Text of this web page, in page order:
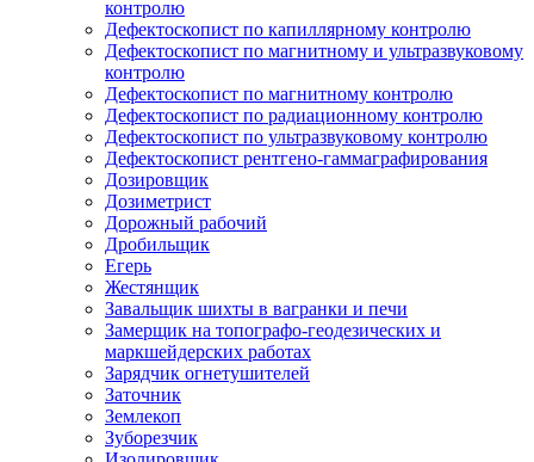
контролю
Дефектоскопист по капиллярному контролю
Дефектоскопист по магнитному и ультразвуковому
контролю
Дефектоскопист по магнитному контролю
Дефектоскопист по радиационному контролю
Дефектоскопист по ультразвуковому контролю
Дефектоскопист рентгено-гаммаграфирования
Дозировщик
Дозиметрист
Дорожный рабочий
Дробильщик
Егерь
Жестянщик
Завальщик шихты в вагранки и печи
Замерщик на топографо-геодезических и
маркшейдерских работах
Зарядчик огнетушителей
Заточник
Землекоп
Зуборезчик